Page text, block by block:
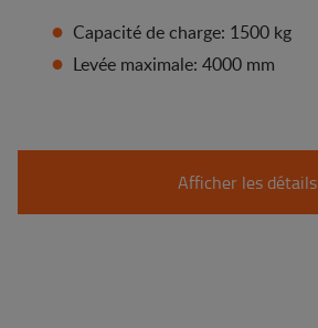
Capacité de charge: 1500 kg
Levée maximale: 4000 mm
Afficher les détails